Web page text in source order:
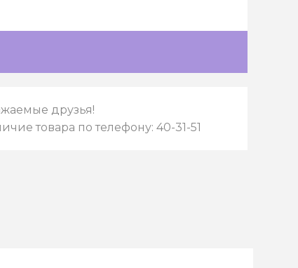
друзья!
товара по телефону: 40-31-51